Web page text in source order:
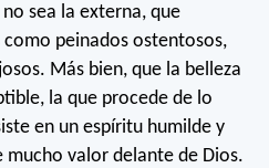
sea la externa, que
peinados ostentosos,
Más bien, que la belleza
la que procede de lo
en un espíritu humilde y
mucho valor delante de Dios.